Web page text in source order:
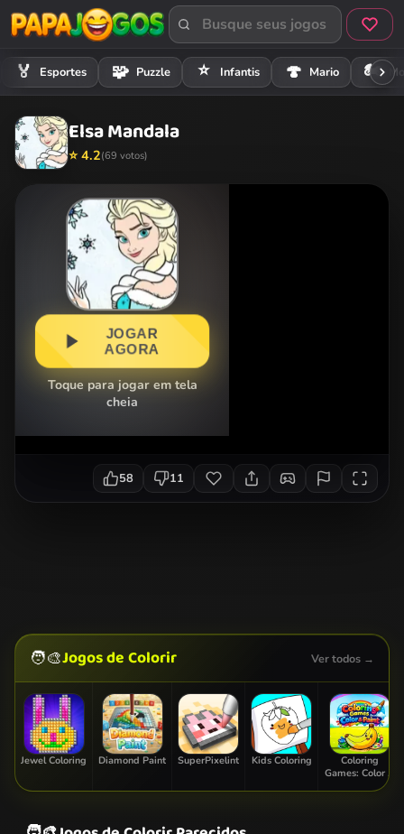
🏅 Esportes 🧩 Puzzle ⭐ Infantis 🍄 Mario 🏍️
Elsa Mandala
⭐ 4.2(69 votos)
JOGAR
AGORA
Toque para jogar em tela
cheia
58 11
🧑‍🎨Jogos de Colorir Ver todos →
Jewel Coloring Diamond Paint SuperPixelint Kids Coloring
Coloring
Games: Color &